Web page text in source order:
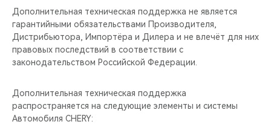
Дополнительная техническая поддержка не является
гарантийными обязательствами Производителя,
Дистрибьютора, Импортёра и Дилера и не влечёт для них
правовых последствий в соответствии с
законодательством Российской Федерации.
Дополнительная техническая поддержка
распространяется на следующие элементы и системы
Автомобиля CHERY: